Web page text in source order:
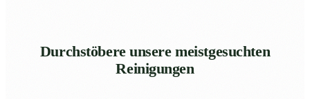
Durchstöbere unsere meistgesuchten
Reinigungen